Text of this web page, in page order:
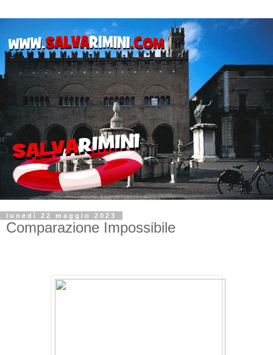
lunedì 22 maggio 2023
Comparazione Impossibile